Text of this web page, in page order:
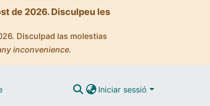
de 2026. Disculpeu les
Disculpad las molestias
inconvenience.
Iniciar sessió